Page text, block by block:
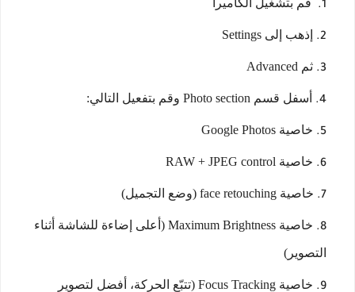
قم بتشغيل الكاميرا
إذهب إلى Settings
ثم Advanced
أسفل قسم Photo section وقم بتفعيل التالي:
خاصية Google Photos
خاصية RAW + JPEG control
خاصية face retouching (وضع التجميل)
خاصية Maximum Brightness (أعلى إضاءة للشاشة أثناء
التصوير)
خاصية Focus Tracking (تتبّع الحركة، أفضل لتصوير